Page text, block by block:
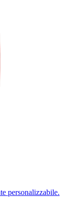
personalizzabile.